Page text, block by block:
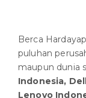
Berca
puluhan
maupun dunia
Indonesia,
Lenovo